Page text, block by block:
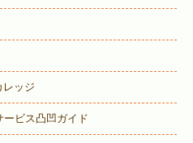
レッジ
ービス凸凹ガイド